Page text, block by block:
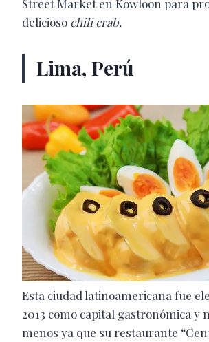
Street Market en Kowloon para
delicioso chili crab.
Lima, Perú
Esta ciudad latinoamericana fue
2013 como capital gastronómica y
menos ya que su restaurante